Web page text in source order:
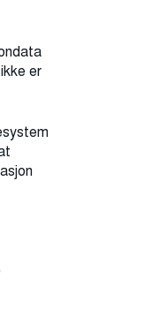
er